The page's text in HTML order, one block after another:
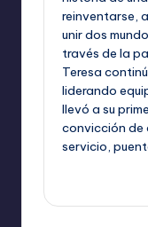
reinventarse,
unir dos
través de la
Teresa
liderando
llevó a su
convicción de
servicio,